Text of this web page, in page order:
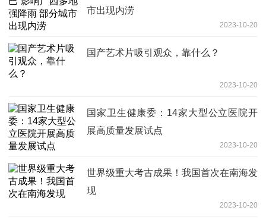
市出现内涝
2023-10-20
国产艺术片吸引观众，靠什么？
2023-10-20
国家卫生健康委：14家大型公立医院开
展高质量发展试点
2023-10-20
世界级重大考古成果！我国首次在南海发
现
2023-10-20